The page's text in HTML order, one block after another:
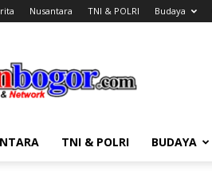
Nusantara TNI & POLRI Budaya
Bogor
TNI & POLRI BUDAYA